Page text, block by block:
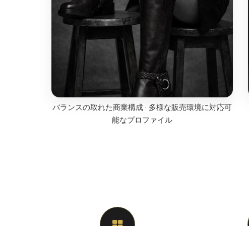
バランスの取れた商業構成 · 多様な販売環境に対応可
能なプロファイル